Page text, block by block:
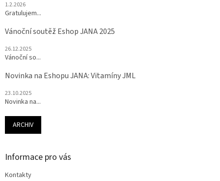
1.2.2026
Gratulujem...
Vánoční soutěž Eshop JANA 2025
26.12.2025
Vánoční so...
Novinka na Eshopu JANA: Vitamíny JML
23.10.2025
Novinka na...
ARCHIV
Informace pro vás
Kontakty